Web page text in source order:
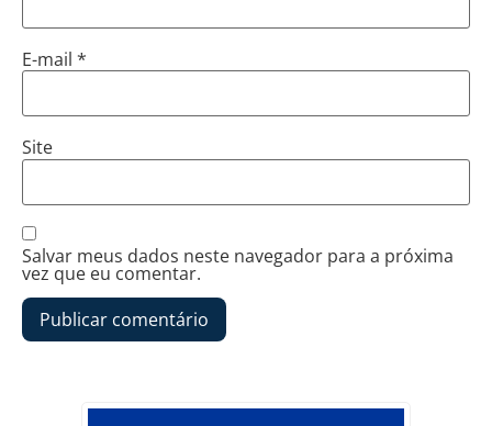
E-mail *
Site
Salvar meus dados neste navegador para a próxima
vez que eu comentar.